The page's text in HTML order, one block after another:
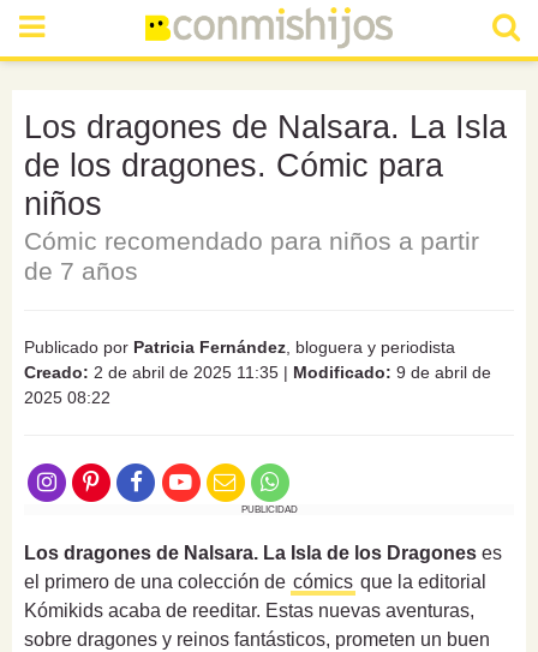
Los dragones de Nalsara. La Isla
de los dragones. Cómic para
niños
Cómic recomendado para niños a partir
de 7 años
Publicado por Patricia Fernández , bloguera y periodista
Creado: 2 de abril de 2025 11:35 | Modificado: 9 de abril de
2025 08:22
PUBLICIDAD
Los dragones de Nalsara. La Isla de los Dragones es
el primero de una colección de cómics que la editorial
Kómikids acaba de reeditar. Estas nuevas aventuras,
sobre dragones y reinos fantásticos, prometen un buen